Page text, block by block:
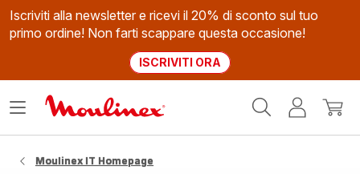
Iscriviti alla newsletter e ricevi il 20% di sconto sul tuo
primo ordine! Non farti scappare questa occasione!
ISCRIVITI ORA
Il
Apri
Moulinex IT Homepage